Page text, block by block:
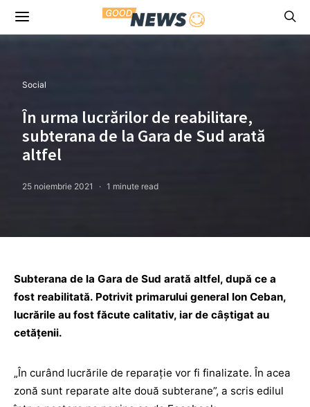
Social
În urma lucrărilor de reabilitare,
subterana de la Gara de Sud arată
altfel
25 noiembrie 2021 1 minute read
Subterana de la Gara de Sud arată altfel, după ce a
fost reabilitată. Potrivit primarului general Ion Ceban,
lucrările au fost făcute calitativ, iar de câștigat au
cetățenii.
„În curând lucrările de reparație vor fi finalizate. În acea
zonă sunt reparate alte două subterane”, a scris edilul